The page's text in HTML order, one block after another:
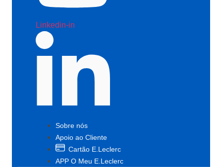
Linkedin-in
Sobre nós
Apoio ao Cliente
Cartão E.Leclerc
APP O Meu E.Leclerc